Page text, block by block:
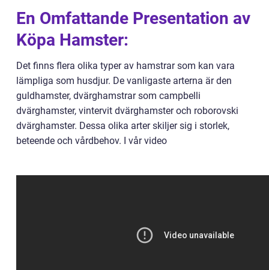
En Omfattande Presentation av
Köpa Hamster:
Det finns flera olika typer av hamstrar som kan vara
lämpliga som husdjur. De vanligaste arterna är den
guldhamster, dvärghamstrar som campbelli
dvärghamster, vintervit dvärghamster och roborovski
dvärghamster. Dessa olika arter skiljer sig i storlek,
beteende och vårdbehov. I vår video